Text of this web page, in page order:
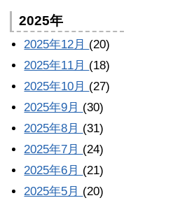
2025年
2025年12月 (20)
2025年11月 (18)
2025年10月 (27)
2025年9月 (30)
2025年8月 (31)
2025年7月 (24)
2025年6月 (21)
2025年5月 (20)